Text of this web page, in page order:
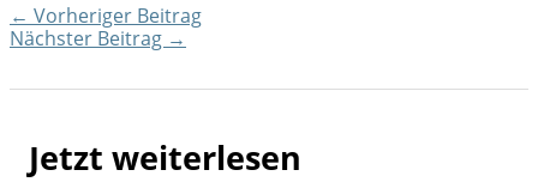
← Vorheriger Beitrag
Nächster Beitrag →
Jetzt weiterlesen